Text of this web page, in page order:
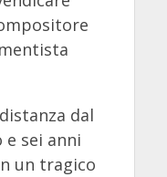
dal
sei anni
un tragico